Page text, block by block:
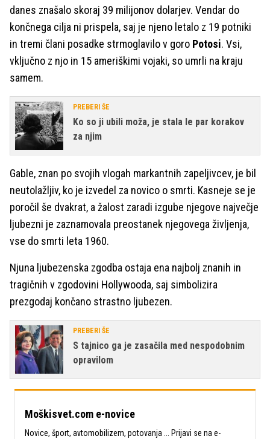
danes znašalo skoraj 39 milijonov dolarjev. Vendar do
končnega cilja ni prispela, saj je njeno letalo z 19 potniki
in tremi člani posadke strmoglavilo v goro Potosi. Vsi,
vključno z njo in 15 ameriškimi vojaki, so umrli na kraju
samem.
PREBERI ŠE
Ko so ji ubili moža, je stala le par korakov
za njim
Gable, znan po svojih vlogah markantnih zapeljivcev, je bil
neutolažljiv, ko je izvedel za novico o smrti. Kasneje se je
poročil še dvakrat, a žalost zaradi izgube njegove največje
ljubezni je zaznamovala preostanek njegovega življenja,
vse do smrti leta 1960.
Njuna ljubezenska zgodba ostaja ena najbolj znanih in
tragičnih v zgodovini Hollywooda, saj simbolizira
prezgodaj končano strastno ljubezen.
PREBERI ŠE
S tajnico ga je zasačila med nespodobnim
opravilom
Moškisvet.com e-novice
Novice, šport, avtomobilizem, potovanja ... Prijavi se na e-